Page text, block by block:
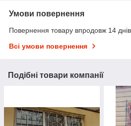
Умови повернення
Повернення товару впродовж 14
Всі умови повернення
Подібні товари компанії